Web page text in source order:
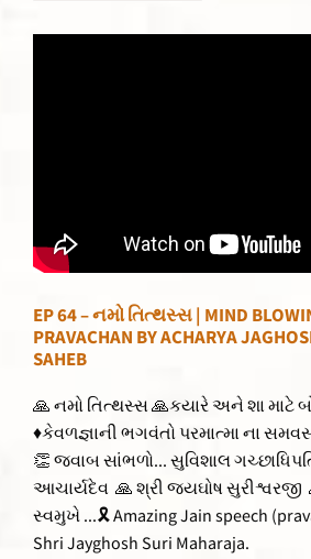
EP 64 – નમો તિત્થસ્સ | MIND
PRAVACHAN BY ACHARYA
SAHEB
🙏 નમો તિત્થસ્સ 🙏કયારે અને શા માટે
♦કેવળજ્ઞાની ભગવંતો પરમાત્મા ના
👏 જવાબ સાંભળો... સુવિશાલ
આચાર્યદેવ 🙏 શ્રી જયઘોષ સુરીશ્વરજી
સ્વમુખે ...🎗 Amazing Jain speech
Shri Jayghosh Suri Maharaja.